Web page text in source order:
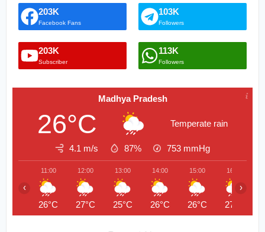
203K
Facebook Fans
103K
Followers
203K
Subscriber
113K
Followers
Madhya Pradesh
26°C Temperate rain
4.1 m/s 87% 753 mmHg
11:00
26°C
12:00
27°C
13:00
25°C
14:00
26°C
15:00
26°C
16:00
27°C
‹ ›